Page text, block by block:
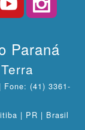
Paraná
(41) 3361-
| PR | Brasil